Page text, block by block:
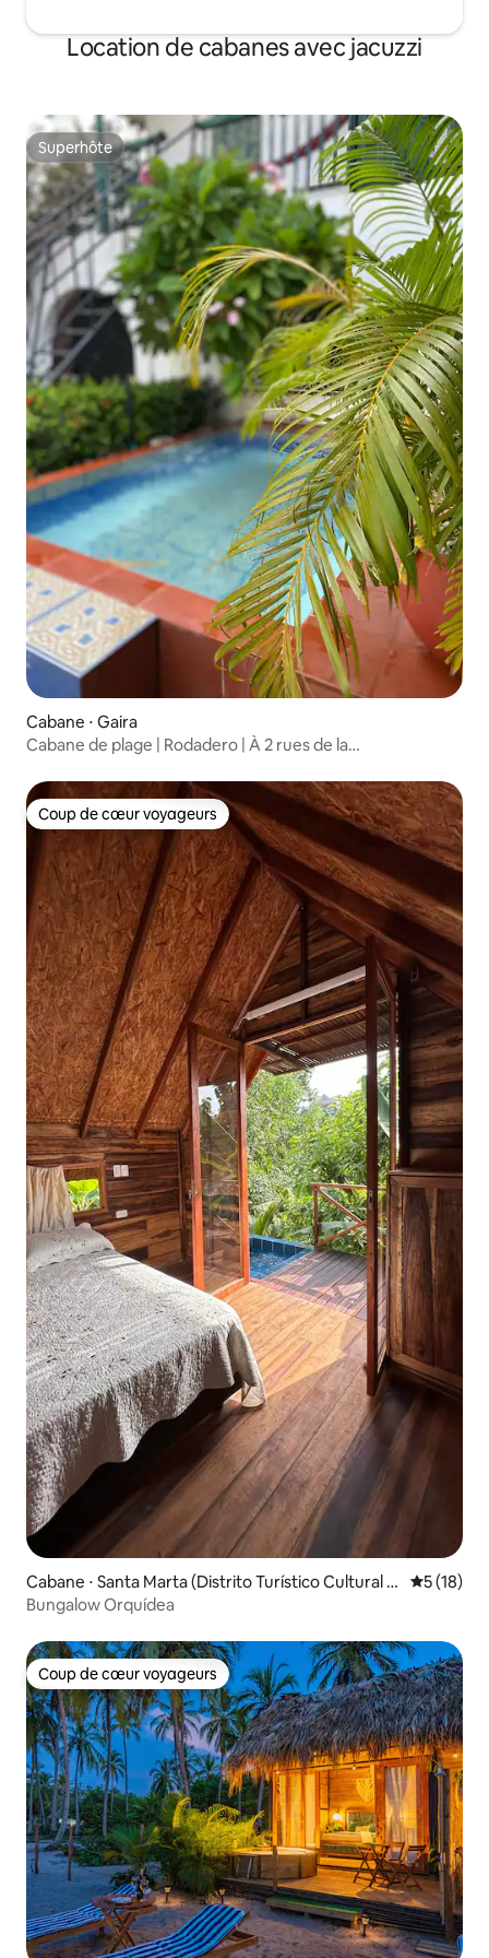
Location de cabanes avec jacuzzi
Superhôte
Superhôte
Cabane ⋅ Gaira
Cabane de plage | Rodadero | À 2 rues de la
Coup de cœur voyageurs
Coup de cœur voyageurs
Cabane ⋅ Santa Marta (Distrito Turístico Cultural E
Histórico)
5 (18)
Bungalow Orquídea
Coup de cœur voyageurs
Coup de cœur voyageurs